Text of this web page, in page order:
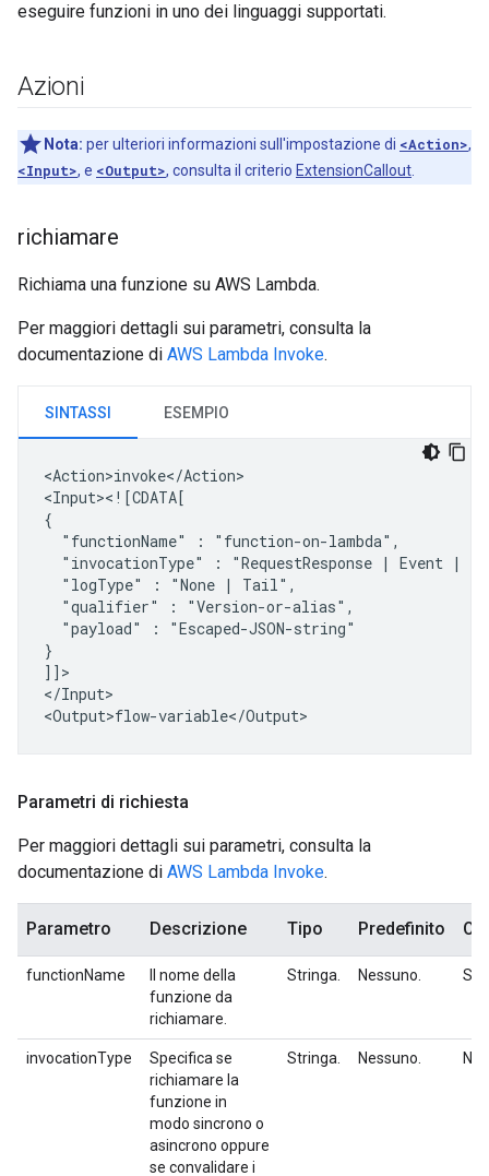
eseguire funzioni in uno dei linguaggi supportati.
Azioni
Nota: per ulteriori informazioni sull'impostazione di <Action>,
<Input>, e <Output>, consulta il criterio ExtensionCallout
richiamare
Richiama una funzione su AWS Lambda.
Per maggiori dettagli sui parametri, consulta la
documentazione di AWS Lambda Invoke.
SINTASSI ESEMPIO
<Action>invoke</Action>
<Input><![CDATA[
"functionName"
:
"invocationType"
: "RequestResponse | Event |
"logType"
: "None |
"qualifier"
:
"payload"
:
"Escaped-JSON-string"
}
]]>
</Input>
Parametri di richiesta
Per maggiori dettagli sui parametri, consulta la
documentazione di AWS Lambda Invoke.
Parametro Descrizione Tipo Predefinito
functionName
Il nome della
funzione da
richiamare.
Stringa. Nessuno. Sì.
invocationType
Specifica se
richiamare la
funzione in
modo sincrono o
asincrono oppure
se convalidare i
Stringa. Nessuno. No.